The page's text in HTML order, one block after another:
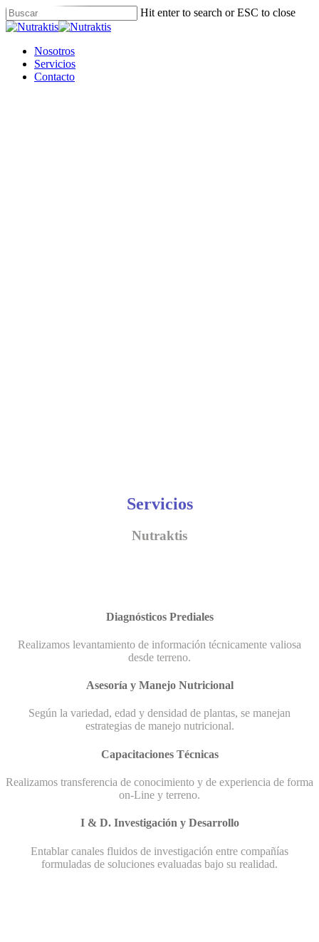
Skip
to
content
Hit enter to search or ESC to close
Close
Menu
Nosotros
Servicios
Contacto
Servicios
Nutraktis
Diagnósticos Prediales
Realizamos levantamiento de información técnicamente valiosa
desde terreno.
Asesoría y Manejo Nutricional
Según la variedad, edad y densidad de plantas, se manejan
estrategias de manejo nutricional.
Capacitaciones Técnicas
Realizamos transferencia de conocimiento y de experiencia de forma
on-Line y terreno.
I & D. Investigación y Desarrollo
Entablar canales fluidos de investigación entre compañías
formuladas de soluciones evaluadas bajo su realidad.